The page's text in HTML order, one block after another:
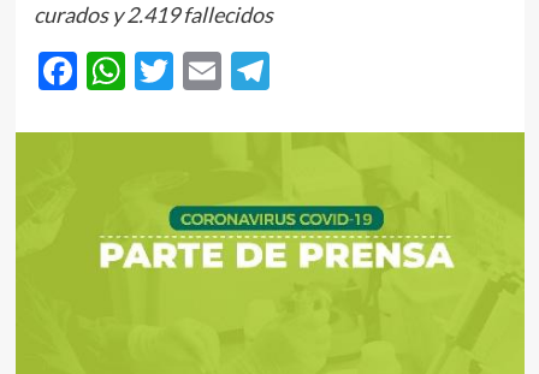
curados y 2.419 fallecidos
Facebook
WhatsApp
Twitter
EmailTelegram